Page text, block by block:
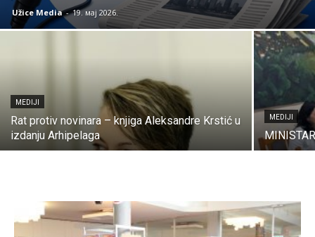
Užice Media - 19. мај 2026.
MEDIJI
Rat protiv novinara – knjiga Aleksandre Krstić u
izdanju Arhipelaga
MEDIJI